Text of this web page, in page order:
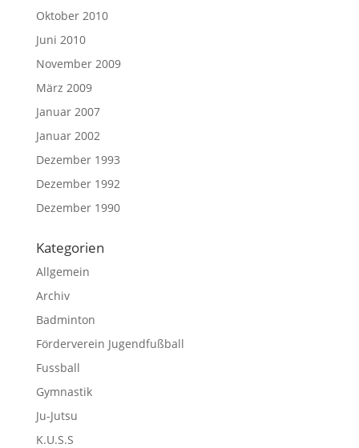
Oktober 2010
Juni 2010
November 2009
März 2009
Januar 2007
Januar 2002
Dezember 1993
Dezember 1992
Dezember 1990
Kategorien
Allgemein
Archiv
Badminton
Förderverein Jugendfußball
Fussball
Gymnastik
Ju-Jutsu
K.U.S.S